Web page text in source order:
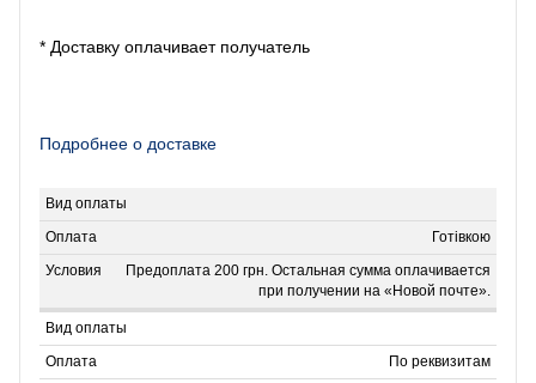
* Доставку оплачивает получатель
Подробнее о доставке
Готівкою
Предоплата 200 грн. Остальная сумма оплачивается
при получении на «Новой почте».
По реквизитам